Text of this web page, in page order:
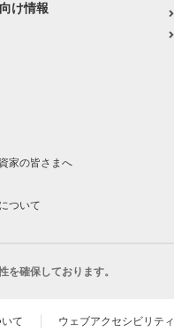
け情報
家の皆さまへ
ついて
を確保しております。
て ウェブアクセシビリティ